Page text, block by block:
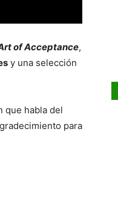
of Acceptance,
y una selección
que habla del
para